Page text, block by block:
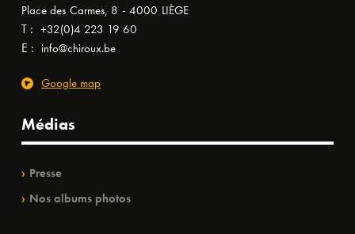
Place des Carmes, 8 - 4000 LIÈGE
T : +32(0)4 223 19 60
E : info@chiroux.be
Google map
Médias
Presse
Nos albums photos